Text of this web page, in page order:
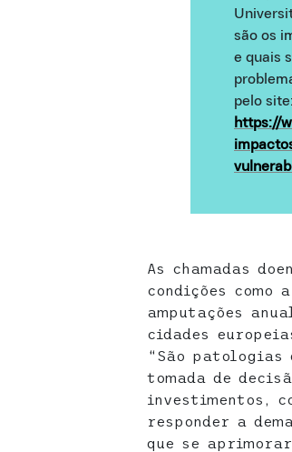
são os
e quais
pelo site:
https://
As chamadas
condições como
amputações
cidades
“São patologias
tomada de
investimentos,
responder a
que se